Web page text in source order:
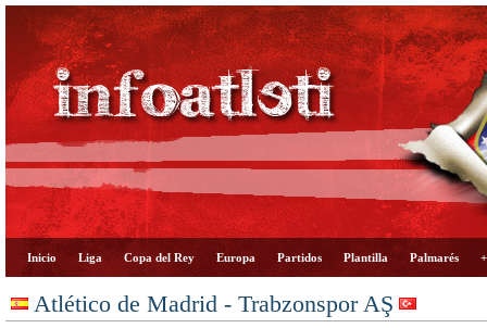
Inicio Liga Copa del Rey Europa Partidos Plantilla Palmarés
Atlético de Madrid - Trabzonspor AŞ